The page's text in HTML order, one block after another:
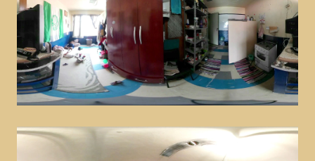
Ambev – Novo Mix de Beats
marketing